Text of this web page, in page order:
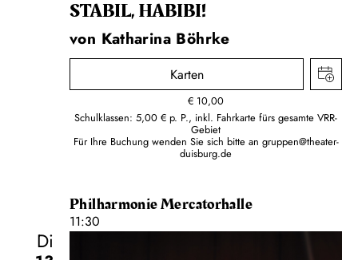
STABIL, HABIBI!
von Katharina Böhrke
Karten
€ 10,00
Schulklassen: 5,00 € p. P., inkl. Fahrkarte fürs gesamte VRR-
Gebiet
Für Ihre Buchung wenden Sie sich bitte an gruppen@theater-
duisburg.de
Philharmonie Mercatorhalle
11:30
Di